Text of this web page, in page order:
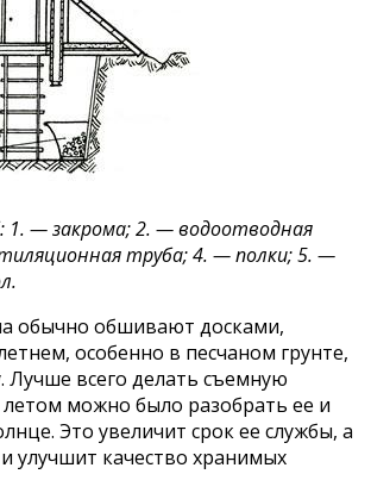
1. — закрома; 2. — водоотводная
труба; 4. — полки; 5. —
обычно обшивают досками,
особенно в песчаном грунте,
Лучше всего делать съемную
можно было разобрать ее и
Это увеличит срок ее службы, а
улучшит качество хранимых